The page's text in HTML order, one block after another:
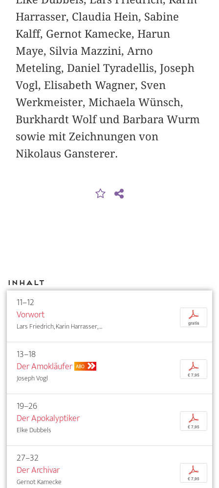
Harrasser, Claudia Hein, Sabine
Kalff, Gernot Kamecke, Harun
Maye, Silvia Mazzini, Arno
Meteling, Daniel Tyradellis, Joseph
Vogl, Elisabeth Wagner, Sven
Werkmeister, Michaela Wünsch,
Burkhardt Wolf und Barbara Wurm
sowie mit Zeichnungen von
Nikolaus Gansterer.
Inhalt
11–12
Vorwort
Lars Friedrich, Karin Harrasser, ...
p
gratis
13–18
Der Amokläufer ABO
Joseph Vogl
p
€ 7,95
19–26
Der Apokalyptiker
Elke Dubbels
p
€ 7,95
27–32
Der Archivar
Gernot Kamecke
p
€ 7,95